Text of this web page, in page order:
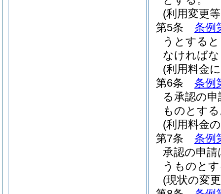
(利用変更
第5条
条例
うとする
なければ
(利用料金
第6条
条例
る承認の
ものとす
(利用料金
第7条
条例
承認の申請
うものと
(現状の変